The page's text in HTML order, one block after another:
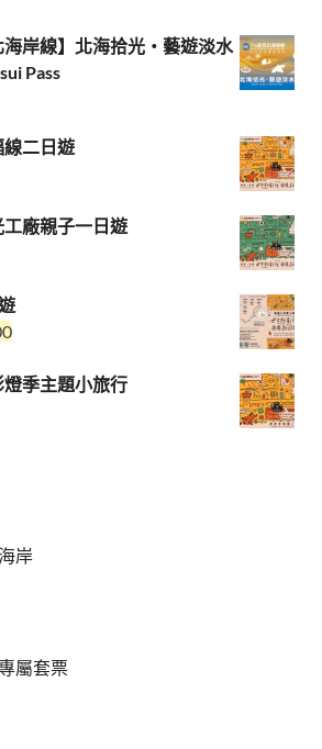
海岸線】北海拾光・藝遊淡水
Pass
二日遊
廠親子一日遊
季主題小旅行
岸
屬套票